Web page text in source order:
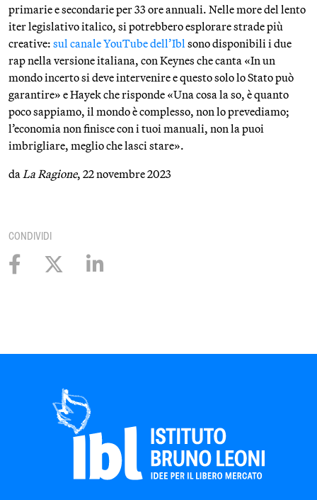
primarie e secondarie per 33 ore annuali. Nelle more del lento
iter legislativo italico, si potrebbero esplorare strade più
creative: sul canale YouTube dell’Iblsono disponibili i due
rap nella versione italiana, con Keynes che canta «In un
mondo incerto si deve intervenire e questo solo lo Stato può
garantire» e Hayek che risponde «Una cosa la so, è quanto
poco sappiamo, il mondo è complesso, non lo prevediamo;
l’economia non finisce con i tuoi manuali, non la puoi
imbrigliare, meglio che lasci stare».
daLa Ragione, 22 novembre 2023
CONDIVIDI